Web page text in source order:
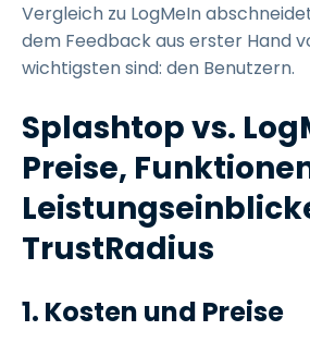
Vergleich zu LogMeIn
dem Feedback aus erster Hand
wichtigsten sind: den Benutzern.
Splashtop vs.
Preise,
TrustRadius
1. Kosten und Preise